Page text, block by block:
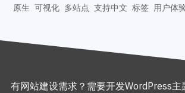
原生 可视化 多站点 支持中文 标签 用户体
有网站建设需求？需要开发WordPress主